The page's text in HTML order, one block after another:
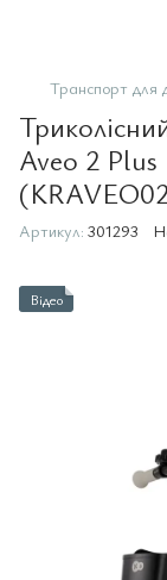
Транспорт для
Aveo 2 Plus
Артикул: 301293
Відео